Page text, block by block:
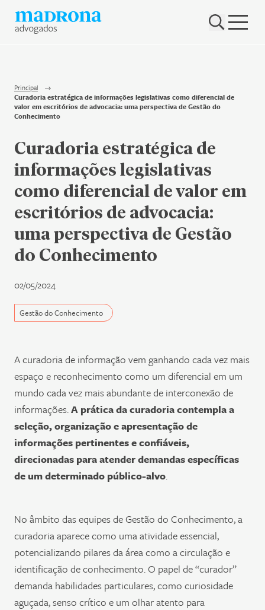
Nenhum resultado encontrado
Hub Madrona
Contato
Newsletter
Principal
Curadoria estratégica de informações legislativas como diferencial de
valor em escritórios de advocacia: uma perspectiva de Gestão do
Conhecimento
Curadoria estratégica de
informações legislativas
como diferencial de valor em
escritórios de advocacia:
uma perspectiva de Gestão
do Conhecimento
02/05/2024
Gestão do Conhecimento
A curadoria de informação vem ganhando cada vez mais
espaço e reconhecimento como um diferencial em um
mundo cada vez mais abundante de interconexão de
informações.A prática da curadoria contempla a
seleção, organização e apresentação de
informações pertinentes e confiáveis,
direcionadas para atender demandas específicas
de um determinado público-alvo.
No âmbito das equipes de Gestão do Conhecimento, a
curadoria aparece como uma atividade essencial,
potencializando pilares da área como a circulação e
identificação de conhecimento. O papel de “curador”
demanda habilidades particulares, como curiosidade
aguçada, senso crítico e um olhar atento para